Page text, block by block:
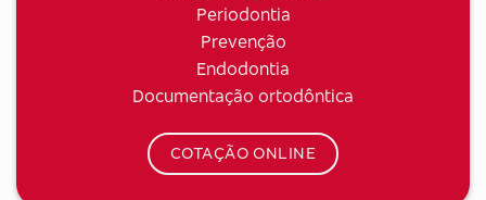
Periodontia
Prevenção
Endodontia
Documentação ortodôntica
COTAÇÃO ONLINE